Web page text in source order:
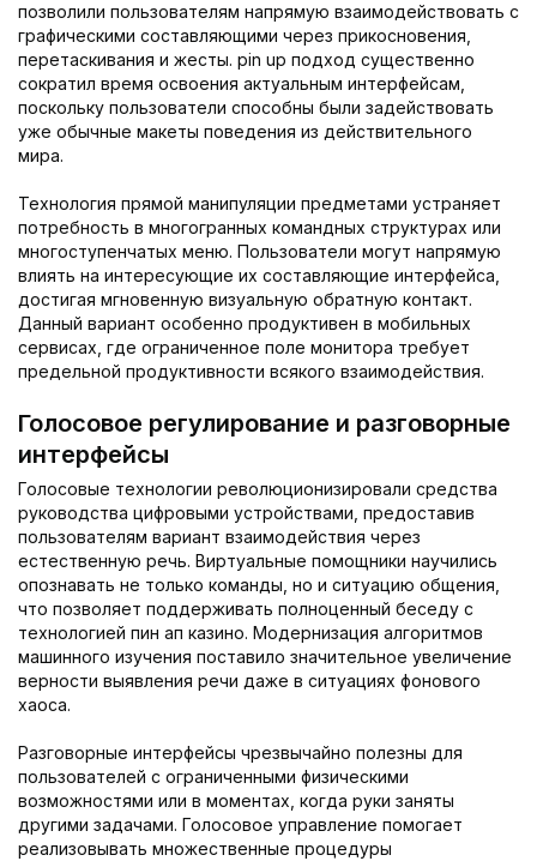
позволили пользователям напрямую взаимодействовать с
графическими составляющими через прикосновения,
перетаскивания и жесты. pin up подход существенно
сократил время освоения актуальным интерфейсам,
поскольку пользователи способны были задействовать
уже обычные макеты поведения из действительного
мира.
Технология прямой манипуляции предметами устраняет
потребность в многогранных командных структурах или
многоступенчатых меню. Пользователи могут напрямую
влиять на интересующие их составляющие интерфейса,
достигая мгновенную визуальную обратную контакт.
Данный вариант особенно продуктивен в мобильных
сервисах, где ограниченное поле монитора требует
предельной продуктивности всякого взаимодействия.
Голосовое регулирование и разговорные
интерфейсы
Голосовые технологии революционизировали средства
руководства цифровыми устройствами, предоставив
пользователям вариант взаимодействия через
естественную речь. Виртуальные помощники научились
опознавать не только команды, но и ситуацию общения,
что позволяет поддерживать полноценный беседу с
технологией пин ап казино. Модернизация алгоритмов
машинного изучения поставило значительное увеличение
верности выявления речи даже в ситуациях фонового
хаоса.
Разговорные интерфейсы чрезвычайно полезны для
пользователей с ограниченными физическими
возможностями или в моментах, когда руки заняты
другими задачами. Голосовое управление помогает
реализовывать множественные процедуры